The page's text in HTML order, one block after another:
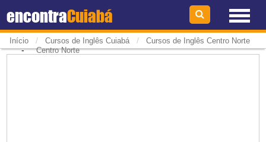
encontraCuiabá
Início / Cursos de Inglês Cuiabá / Cursos de Inglês Centro Norte
-Centro Norte